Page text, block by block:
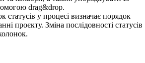
drag&drop.
статусів у процесі визначає порядок
проєкту. Зміна послідовності статусів